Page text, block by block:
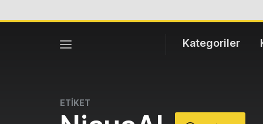
Kategoriler
ETİKET